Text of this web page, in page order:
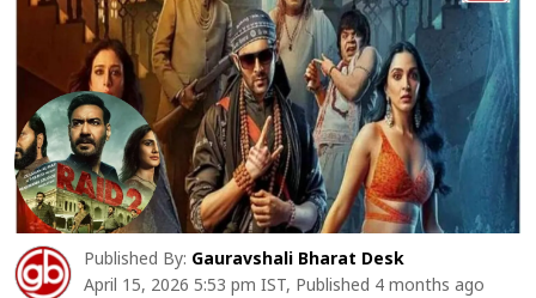
Published By: Gauravshali Bharat Desk
April 15, 2026 5:53 pm IST, Published 4 months ago